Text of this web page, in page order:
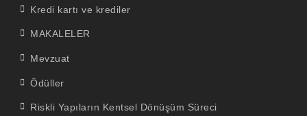
Kredi kartı ve krediler
MAKALELER
Mevzuat
Ödüller
Riskli Yapıların Kentsel Dönüşüm Süreci